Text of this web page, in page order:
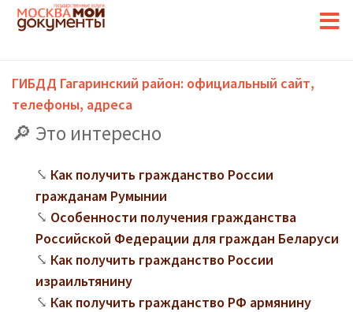
ГИБДД Гагаринский район: официальный сайт,
телефоны, адреса
Это интересно
Как получить гражданство России
гражданам Румынии
Особенности получения гражданства
Российской Федерации для граждан Беларуси
Как получить гражданство России
израильтянину
Как получить гражданство РФ армянину